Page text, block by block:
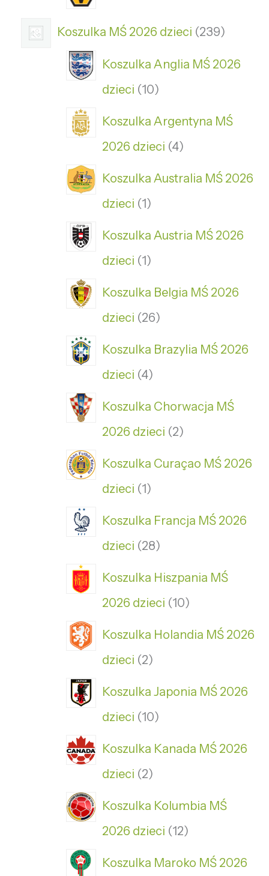
Koszulka MŚ 2026 dzieci 239
Koszulka Anglia MŚ 2026
dzieci 10
Koszulka Argentyna MŚ
2026 dzieci 4
Koszulka Australia MŚ 2026
dzieci 1
Koszulka Austria MŚ 2026
dzieci 1
Koszulka Belgia MŚ 2026
dzieci 26
Koszulka Brazylia MŚ 2026
dzieci 4
Koszulka Chorwacja MŚ
2026 dzieci 2
Koszulka Curaçao MŚ 2026
dzieci 1
Koszulka Francja MŚ 2026
dzieci 28
Koszulka Hiszpania MŚ
2026 dzieci 10
Koszulka Holandia MŚ 2026
dzieci 2
Koszulka Japonia MŚ 2026
dzieci 10
Koszulka Kanada MŚ 2026
dzieci 2
Koszulka Kolumbia MŚ
2026 dzieci 12
Koszulka Maroko MŚ 2026